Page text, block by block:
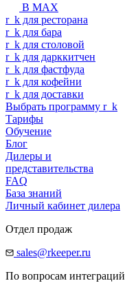
В MAX
r_ k для ресторана
r_ k для бара
r_ k для столовой
r_ k для дарккитчен
r_ k для фастфуда
r_ k для кофейни
r_ k для доставки
Выбрать программу r_ k
Тарифы
Обучение
Блог
Дилеры и
представительства
FAQ
База знаний
Личный кабинет дилера
Отдел продаж
sales@rkeeper.ru
По вопросам интеграций